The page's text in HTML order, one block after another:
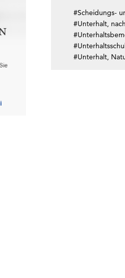
#Scheidungs-
#Unterhalt,
#Unterhalt,